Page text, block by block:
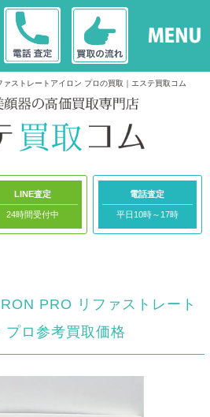
ストレートアイロン プロの買取｜エステ買取コム
LINE査定
24時間受付中
電話査定
平日10時～17時
PRO リファストレート
プロ参考買取価格